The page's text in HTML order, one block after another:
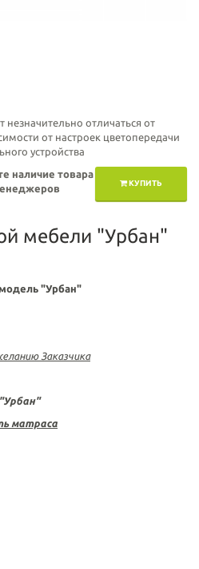
отличаться от
от настроек цветопередачи
устройства
КУПИТЬ
наличие товара
мебели "Урбан"
"Урбан"
Заказчика
матраса